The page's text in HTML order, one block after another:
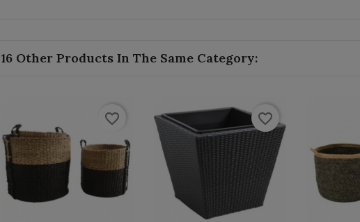
16 Other Products In The Same Category:
favorite_border favorite_border